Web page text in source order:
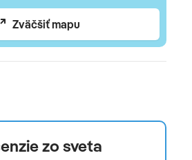
Zväčšiť mapu
zo sveta